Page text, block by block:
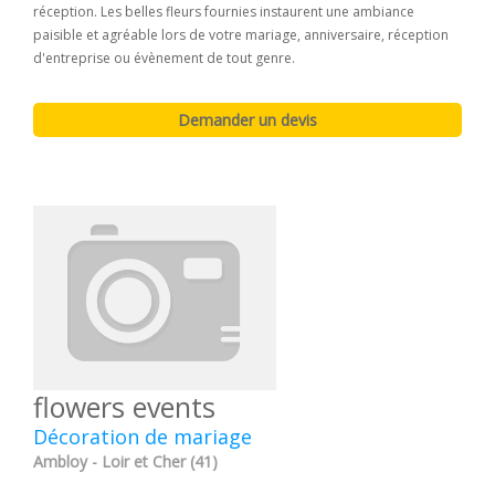
réception. Les belles fleurs fournies instaurent une ambiance
paisible et agréable lors de votre mariage, anniversaire, réception
d'entreprise ou évènement de tout genre.
flowers events
Décoration de mariage
Ambloy - Loir et Cher (41)